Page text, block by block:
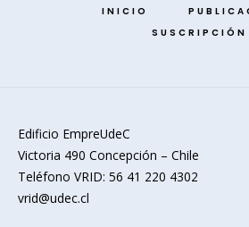
INICIO
SUSCRIPCIÓN
Edificio EmpreUdeC
Victoria 490 Concepción – Chile
Teléfono VRID: 56 41 220 4302
vrid@udec.cl